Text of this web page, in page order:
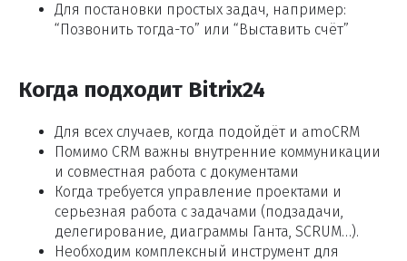
Для постановки простых задач, например:
“Позвонить тогда-то” или “Выставить счёт”
Когда подходит Bitrix24
Для всех случаев, когда подойдёт и amoCRM
Помимо CRM важны внутренние коммуникации
и совместная работа с документами
Когда требуется управление проектами и
серьезная работа с задачами (подзадачи,
делегирование, диаграммы Ганта, SCRUM…).
Необходим комплексный инструмент для